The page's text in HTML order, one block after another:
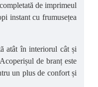
de imprimeul
instant cu frumusețea
atât în interiorul cât și
de branț este
un plus de confort și